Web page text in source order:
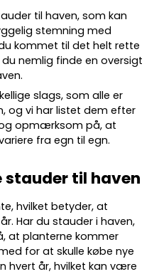
til haven, som kan
stemning med
kommet til det helt rette
nemlig finde en oversigt
slags, som alle er
og vi har listet dem efter
opmærksom på, at
fra egn til egn.
stauder til haven
hvilket betyder, at
Har du stauder i haven,
at planterne kommer
for at skulle købe nye
hvert år, hvilket kan være